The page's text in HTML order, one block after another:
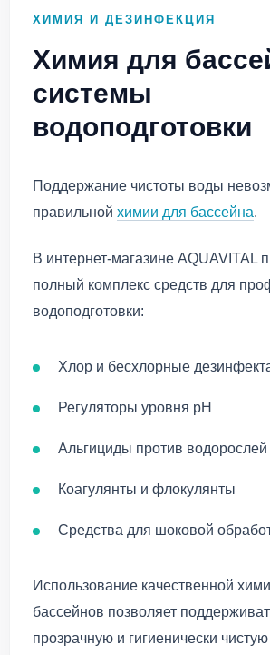
ХИМИЯ И ДЕЗИНФЕКЦИЯ
Химия для
системы
водоподготовки
Поддержание чистоты воды
правильной химии для бассейна.
В интернет-магазине AQUAVITAL
полный комплекс средств для
водоподготовки:
Хлор и бесхлорные
Регуляторы уровня pH
Альгициды против водорослей
Коагулянты и флокулянты
Средства для шоковой
Использование качественной
бассейнов позволяет
прозрачную и гигиенически чистую